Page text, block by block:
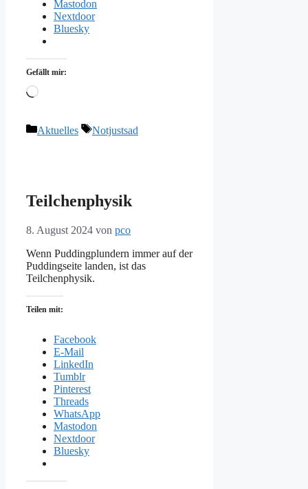
Mastodon
Nextdoor
Bluesky
Gefällt mir:
Wird
Kategorien
Aktuelles Schlagwörter
Notjustsad
Teilchenphysik
8. August 2024 von pco
Wenn Puddingplundern immer auf der
Puddingseite landen, ist das
Teilchenphysik.
Teilen mit:
Facebook
E-Mail
LinkedIn
Tumblr
Pinterest
Threads
WhatsApp
Mastodon
Nextdoor
Bluesky